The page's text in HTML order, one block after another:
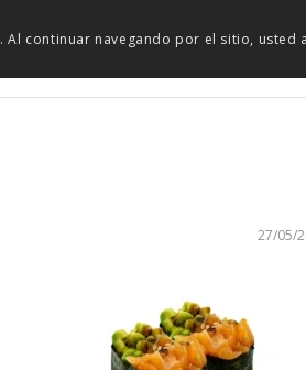
27/05/
Al continuar navegando por el sitio, usted